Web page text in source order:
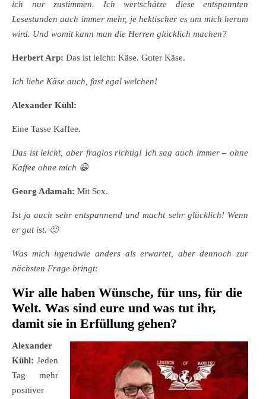
ich nur zustimmen. Ich wertschätze diese entspannten
Lesestunden auch immer mehr, je hektischer es um mich herum
wird. Und womit kann man die Herren glücklich machen?
Herbert Arp: Das ist leicht: Käse. Guter Käse.
Ich liebe Käse auch, fast egal welchen!
Alexander Kühl:
Eine Tasse Kaffee.
Das ist leicht, aber fraglos richtig! Ich sag auch immer – ohne
Kaffee ohne mich 😀
Georg Adamah: Mit Sex.
Ist ja auch sehr entspannend und macht sehr glücklich! Wenn
er gut ist. 🙂
Was mich irgendwie anders als erwartet, aber dennoch zur
nächsten Frage bringt:
Wir alle haben Wünsche, für uns, für die
Welt. Was sind eure und was tut ihr,
damit sie in Erfüllung gehen?
Alexander
Kühl: Jeden
Tag mehr
positiver